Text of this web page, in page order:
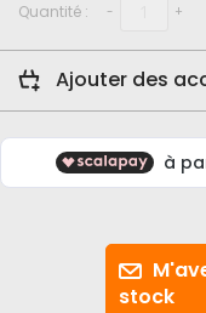
Quantité : - +
Ajouter des
stock